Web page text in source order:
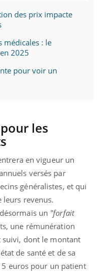
des prix impacte
médicales : le
2025
pour voir un
les
en vigueur un
versés par
généralistes, et qui
leurs revenus.
un "forfait
une rémunération
suivi, dont le montant
de santé et de sa
euros pour un patient